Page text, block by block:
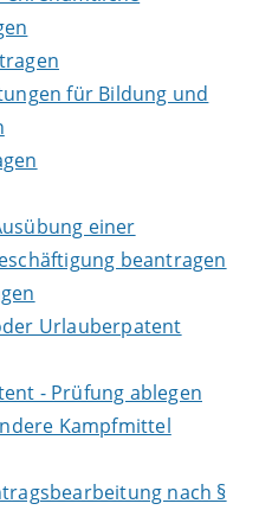
für Bildung und
einer
beantragen
Urlauberpatent
- Prüfung ablegen
Kampfmittel
nach §